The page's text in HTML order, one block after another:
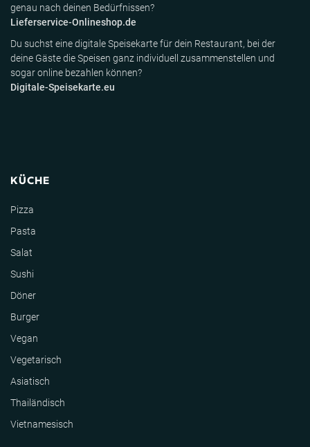
genau nach deinen Bedürfnissen?
Lieferservice-Onlineshop.de
Du suchst eine digitale Speisekarte für dein Restaurant, bei der
deine Gäste die Speisen ganz individuell zusammenstellen und
sogar online bezahlen können?
Digitale-Speisekarte.eu
KÜCHE
Pizza
Pasta
Salat
Sushi
Döner
Burger
Vegan
Vegetarisch
Asiatisch
Thailändisch
Vietnamesisch